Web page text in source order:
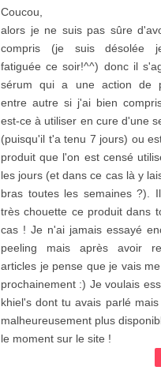
Coucou,
alors je ne suis pas sûre
compris (je suis désolée
fatiguée ce soir!^^) donc il
sérum qui a une action de
entre autre si j'ai bien
est-ce à utiliser en cure d'une
(puisqu'il t'a tenu 7 jours) ou
produit que l'on est censé
les jours (et dans ce cas là y
bras toutes les semaines ?).
très chouette ce produit dans
cas ! Je n'ai jamais essayé
peeling mais après avoir
articles je pense que je vais
prochainement :) Je voulais
khiel's dont tu avais parlé
malheureusement plus
le moment sur le site !